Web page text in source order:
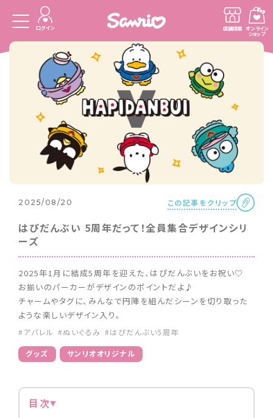
ログイン 店舗検索 オンライン
ショップ
2025/08/20 この記事をクリップ
はぴだんぶい 5周年だって！全員集合デザインシリ
ーズ
2025年1月に結成5周年を迎えた、はぴだんぶいをお祝い♡
お揃いのパーカーがデザインのポイントだよ♪
チャームやタグに、みんなで円陣を組んだシーンを切り取った
ような楽しいデザイン入り。
#アパレル #ぬいぐるみ #はぴだんぶい5周年
グッズ サンリオオリジナル
目次